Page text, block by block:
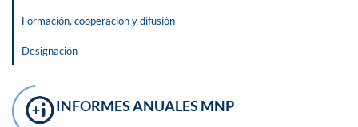
Formación, cooperación y difusión
Designación
INFORMES ANUALES MNP